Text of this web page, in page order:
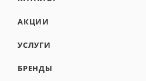
АКЦИИ
УСЛУГИ
БРЕНДЫ